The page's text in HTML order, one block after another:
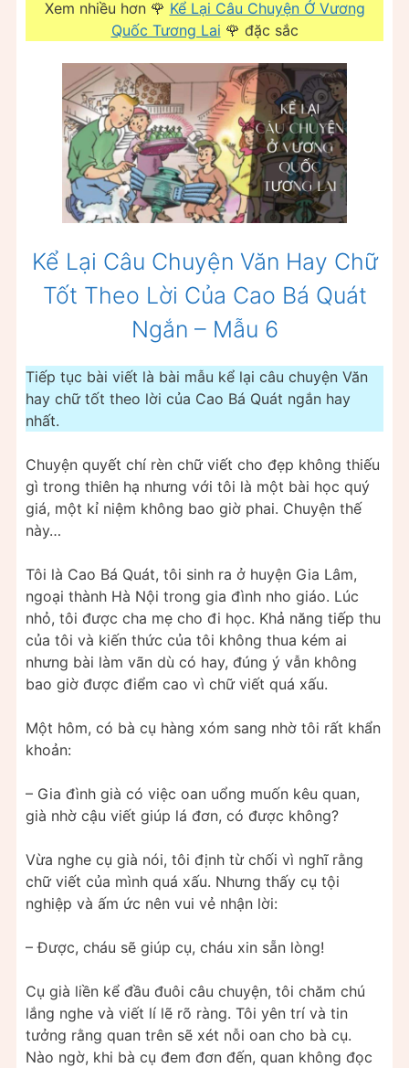
Xem nhiều hơn 🌹 Kể Lại Câu Chuyện Ở Vương
Quốc Tương Lai 🌹 đặc sắc
Kể Lại Câu Chuyện Văn Hay Chữ
Tốt Theo Lời Của Cao Bá Quát
Ngắn – Mẫu 6
Tiếp tục bài viết là bài mẫu kể lại câu chuyện Văn
hay chữ tốt theo lời của Cao Bá Quát ngắn hay
nhất.
Chuyện quyết chí rèn chữ viết cho đẹp không thiếu
gì trong thiên hạ nhưng với tôi là một bài học quý
giá, một kỉ niệm không bao giờ phai. Chuyện thế
này…
Tôi là Cao Bá Quát, tôi sinh ra ở huyện Gia Lâm,
ngoại thành Hà Nội trong gia đình nho giáo. Lúc
nhỏ, tôi được cha mẹ cho đi học. Khả năng tiếp thu
của tôi và kiến thức của tôi không thua kém ai
nhưng bài làm vãn dù có hay, đúng ý vẫn không
bao giờ được điểm cao vì chữ viết quá xấu.
Một hôm, có bà cụ hàng xóm sang nhờ tôi rất khẩn
khoản:
– Gia đình già có việc oan uổng muốn kêu quan,
già nhờ cậu viết giúp lá đơn, có được không?
Vừa nghe cụ già nói, tôi định từ chối vì nghĩ rằng
chữ viết của mình quá xấu. Nhưng thấy cụ tội
nghiệp và ấm ức nên vui vẻ nhận lời:
– Được, cháu sẽ giúp cụ, cháu xin sẵn lòng!
Cụ già liền kể đầu đuôi câu chuyện, tôi chăm chú
lắng nghe và viết lí lẽ rõ ràng. Tôi yên trí và tin
tưởng rằng quan trên sẽ xét nỗi oan cho bà cụ.
Nào ngờ, khi bà cụ đem đơn đến, quan không đọc